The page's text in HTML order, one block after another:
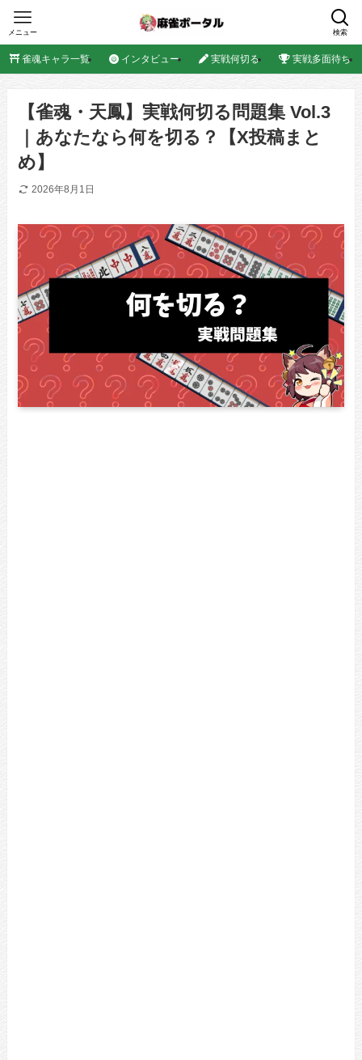
検索
メニュー
雀魂キャラ一覧 インタビュー 実戦何切る 実戦多面待ち
【雀魂・天鳳】実戦何切る問題集 Vol.3
｜あなたなら何を切る？【X投稿まと
め】
2026年8月1日